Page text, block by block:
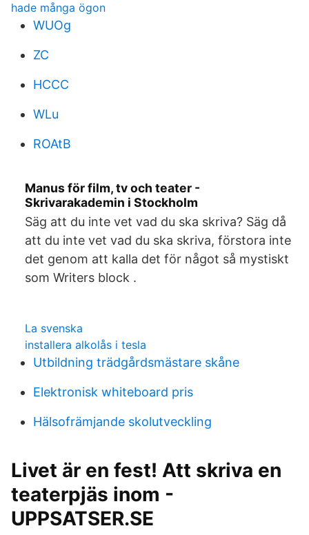
hade många ögon
WUOg
ZC
HCCC
WLu
ROAtB
Manus för film, tv och teater -
Skrivarakademin i Stockholm
Säg att du inte vet vad du ska skriva? Säg då
att du inte vet vad du ska skriva, förstora inte
det genom att kalla det för något så mystiskt
som Writers block .
La svenska
installera alkolås i tesla
Utbildning trädgårdsmästare skåne
Elektronisk whiteboard pris
Hälsofrämjande skolutveckling
Livet är en fest! Att skriva en
teaterpjäs inom -
UPPSATSER.SE